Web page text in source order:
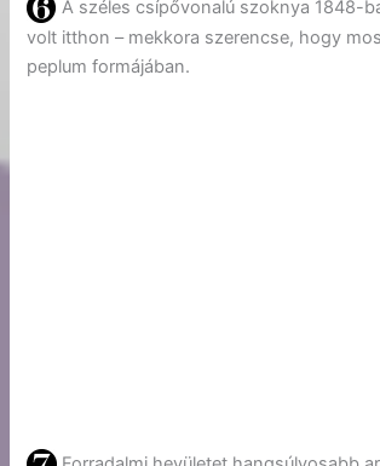
A széles csípővonalú szoknya 1848-
volt itthon – mekkora szerencse, hogy
peplum formájában.